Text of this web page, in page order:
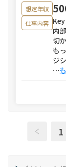
想定年収
仕事内容
内
切
も
ジ
⋯
1